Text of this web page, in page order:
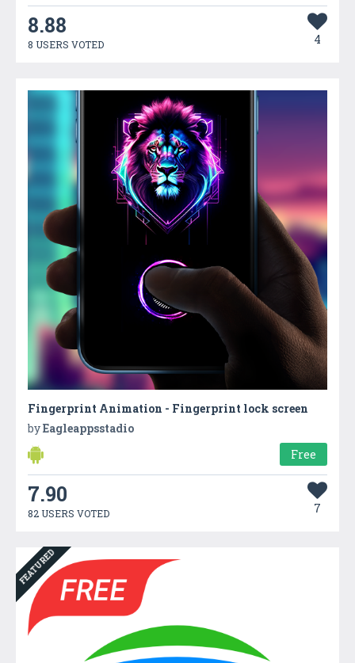
8.88
8 USERS VOTED 4
Fingerprint Animation - Fingerprint lock screen
byEagleappsstadio
Free
7.90
82 USERS VOTED 7
FEATURED